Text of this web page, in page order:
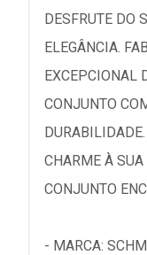
DESFRUTE DO
ELEGÂNCIA.
EXCEPCIONAL
CONJUNTO
CHARME À
CONJUNTO
- MARCA: